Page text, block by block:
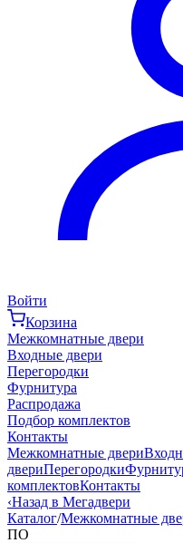
Войти
Корзина
Межкомнатные двери
Входные двери
Перегородки
Фурнитура
Распродажа
Подбор комплектов
Контакты
Межкомнатные двери
двериПерегородки
комплектовКонтакты
‹Назад в Мегадвери
Каталог/Межкомнатные
ПО